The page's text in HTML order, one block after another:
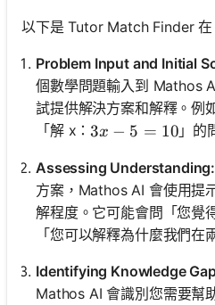
以下是 Tutor Match Finder 在
Problem Input and Initial
個數學問題輸入到 Mathos
試提供解決方案和解釋。例
「解 x：3x - 5 = 10
3x − 5 = 10 」的
Assessing Understanding:
方案，Mathos AI 會使用提
解程度。它可能會問「您覺
「您可以解釋為什麼我們在
Identifying Knowledge
Mathos AI 會識別您需要幫